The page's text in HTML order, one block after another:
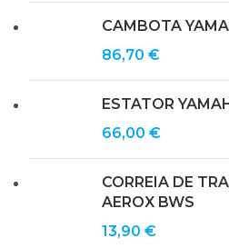
CAMBOTA
86,70 €
ESTATOR
66,00 €
CORREIA DE
AEROX BWS
13,90 €